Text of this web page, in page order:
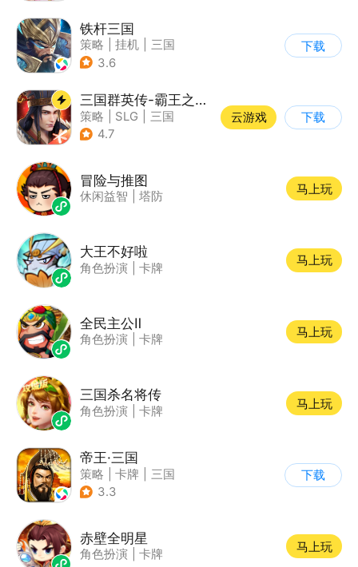
铁杆三国
策略 挂机
三国
| 中国风
3.6
下载
三国群英传-霸王之业
策略 SLG
三国
| 中国风
4.7
云游戏 下载
冒险与推图
休闲益智 塔防
马上玩
大王不好啦
角色扮演 卡牌
马上玩
全民主公Ⅱ
角色扮演 卡牌
马上玩
三国杀名将传
角色扮演 卡牌
马上玩
帝王·三国
策略 卡牌
三国
| 中国风
3.3
下载
赤壁全明星
角色扮演 卡牌
马上玩